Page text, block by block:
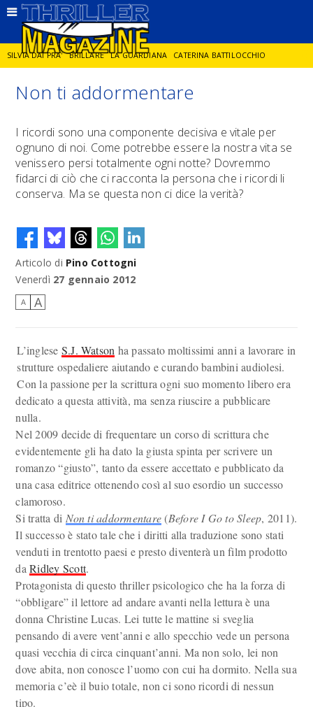
SILVIA DAI PRA' BRILLARE LA GUARDIANA CATERINA BATTILOCCHIO
JORGE DIAZ LA SPIA DELITTO IN CORNICE GIANCARLO DE CATALDO
DIEGO ZANDEL GLI ANNI DI PIETRA
Non ti addormentare
I ricordi sono una componente decisiva e vitale per
ognuno di noi. Come potrebbe essere la nostra vita se
venissero persi totalmente ogni notte? Dovremmo
fidarci di ciò che ci racconta la persona che i ricordi li
conserva. Ma se questa non ci dice la verità?
Articolo di Pino Cottogni
Venerdì 27 gennaio 2012
A A
L’inglese S.J. Watson ha passato moltissimi anni a lavorare in
strutture ospedaliere aiutando e curando bambini audiolesi.
Con la passione per la scrittura ogni suo momento libero era
dedicato a questa attività, ma senza riuscire a pubblicare
nulla.
Nel 2009 decide di frequentare un corso di scrittura che
evidentemente gli ha dato la giusta spinta per scrivere un
romanzo “giusto”, tanto da essere accettato e pubblicato da
una casa editrice ottenendo così al suo esordio un successo
clamoroso.
Si tratta di Non ti addormentare(Before I Go to Sleep, 2011).
Il successo è stato tale che i diritti alla traduzione sono stati
venduti in trentotto paesi e presto diventerà un film prodotto
daRidley Scott.
Protagonista di questo thriller psicologico che ha la forza di
“obbligare” il lettore ad andare avanti nella lettura è una
donna Christine Lucas. Lei tutte le mattine si sveglia
pensando di avere vent’anni e allo specchio vede un persona
quasi vecchia di circa cinquant’anni. Ma non solo, lei non
dove abita, non conosce l’uomo con cui ha dormito. Nella sua
memoria c’eè il buio totale, non ci sono ricordi di nessun
tipo.